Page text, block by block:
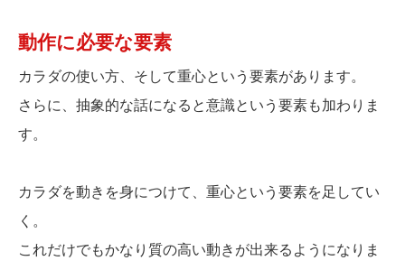
動作に必要な要素
カラダの使い方、そして重心という要素があります。
さらに、抽象的な話になると意識という要素も加わりま
す。
カラダを動きを身につけて、重心という要素を足してい
く。
これだけでもかなり質の高い動きが出来るようになりま